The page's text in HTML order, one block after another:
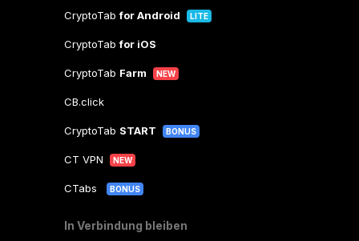
CryptoTabfor Android LITE
CryptoTabfor iOS
CryptoTab Farm NEW
CB.click
CryptoTab START BONUS
CT VPN NEW
CTabs BONUS
In Verbindung bleiben